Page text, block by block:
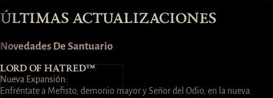
ÚLTIMAS ACTUALIZACIONES
Novedades De Santuario
LORD OF HATRED™
Nueva Expansión:
Enfréntate a Mefisto, demonio mayor y Señor del Odio, en la nueva